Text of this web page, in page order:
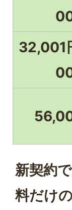
32,001
新契約
料だけ